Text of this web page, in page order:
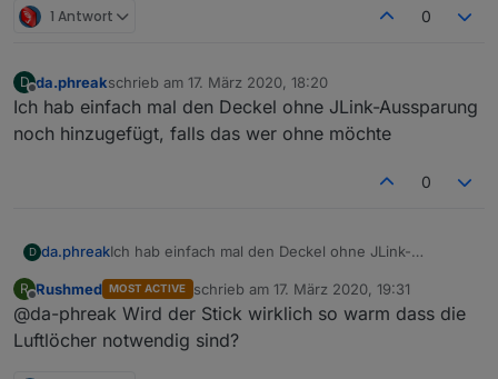
1 Antwort 0
D
Offline
da.phreakschrieb am 17. März 2020, 18:20
zuletzt editiert von
Ich hab einfach mal den Deckel ohne JLink-Aussparung
noch hinzugefügt, falls das wer ohne möchte
0
D da.phreakIch hab einfach mal den Deckel ohne JLink-
möchte
R
Offline
Rushmed MOST ACTIVE schrieb am 17. März 2020, 19:31
zuletzt editiert von
@da-phreak Wird der Stick wirklich so warm dass die
Luftlöcher notwendig sind?